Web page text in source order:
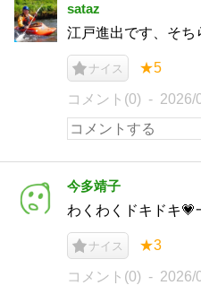
sataz
江戸進出です、そち
ナイス ★5
コメント(0) 2026/
今多靖子
わくわくドキドキ
ナイス ★3
コメント(0) 2026/